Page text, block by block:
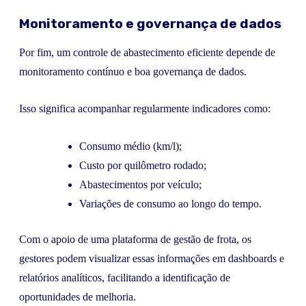
Monitoramento e governança de dados
Por fim, um controle de abastecimento eficiente depende de
monitoramento contínuo e boa governança de dados.
Isso significa acompanhar regularmente indicadores como:
Consumo médio (km/l);
Custo por quilômetro rodado;
Abastecimentos por veículo;
Variações de consumo ao longo do tempo.
Com o apoio de uma plataforma de gestão de frota, os
gestores podem visualizar essas informações em dashboards e
relatórios analíticos, facilitando a identificação de
oportunidades de melhoria.